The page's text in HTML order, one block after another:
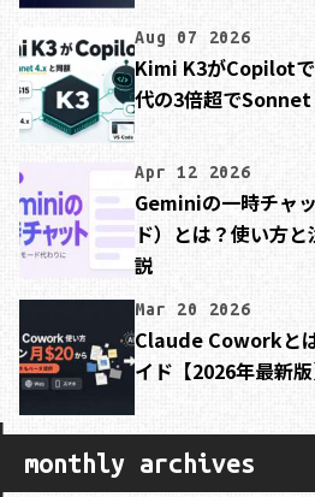
Aug 07 2026
Kimi K3がCopilot
代の3倍超で
Apr 12 2026
Geminiの一時チャ
ド）とは？使い方
説
Mar 20 2026
Claude Coworkと
イド【2026年最新版
monthly archives